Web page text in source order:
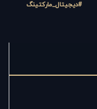
#دیجیتال_مارکتینگ